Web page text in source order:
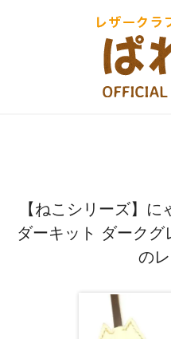
【ねこシリーズ】
ダーキット ダーク
の